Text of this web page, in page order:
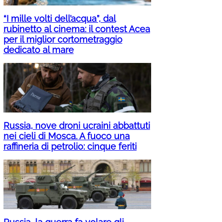
“I mille volti dell’acqua”, dal
rubinetto al cinema: il contest Acea
per il miglior cortometraggio
dedicato al mare
Russia, nove droni ucraini abbattuti
nei cieli di Mosca. A fuoco una
raffineria di petrolio: cinque feriti